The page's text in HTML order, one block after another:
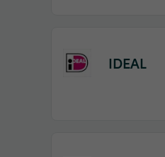
IDEAL